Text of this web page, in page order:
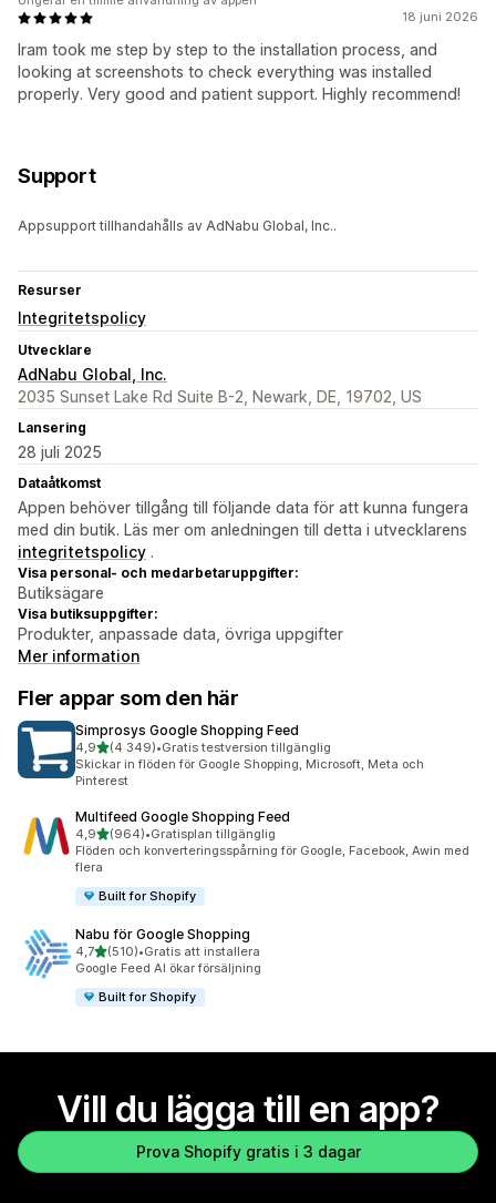
18 juni 2026
Iram took me step by step to the installation process, and
looking at screenshots to check everything was installed
properly. Very good and patient support. Highly recommend!
Support
Appsupport tillhandahålls av AdNabu Global, Inc..
Resurser
Integritetspolicy
Utvecklare
AdNabu Global, Inc.
2035 Sunset Lake Rd Suite B-2, Newark, DE, 19702, US
Lansering
28 juli 2025
Dataåtkomst
Appen behöver tillgång till följande data för att kunna fungera
med din butik. Läs mer om anledningen till detta i utvecklarens
integritetspolicy .
Visa personal- och medarbetaruppgifter:
Butiksägare
Visa butiksuppgifter:
Produkter, anpassade data, övriga uppgifter
Mer information
Fler appar som den här
Simprosys Google Shopping Feed
4,9av 5 stjärnor
(4 349)
4349 recensioner totalt
•Gratis testversion tillgänglig
Skickar in flöden för Google Shopping, Microsoft, Meta och
Pinterest
Multifeed Google Shopping Feed
4,9av 5 stjärnor
(964)
964 recensioner totalt
•Gratisplan tillgänglig
Flöden och konverteringsspårning för Google, Facebook, Awin med
flera
Built for Shopify
Nabu för Google Shopping
4,7av 5 stjärnor
(510)
510 recensioner totalt
•Gratis att installera
Google Feed AI ökar försäljning
Built for Shopify
Vill du lägga till en app?
Prova Shopify gratis i 3 dagar